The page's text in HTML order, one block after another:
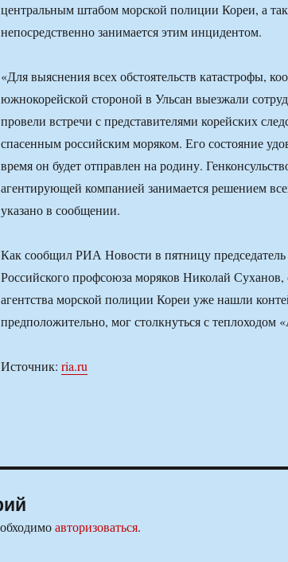
центральным штабом морской полиции Кореи, а
непосредственно занимается этим инцидентом.
«Для выяснения всех обстоятельств катастрофы,
южнокорейской стороной в Ульсан выезжали
провели встречи с представителями корейских
спасенным российским моряком. Его состояние
время он будет отправлен на родину.
агентирующей компанией занимается решением
указано в сообщении.
Как сообщил РИА Новости в пятницу председатель
Российского профсоюза моряков Николай
агентства морской полиции Кореи уже нашли
предположительно, мог столкнуться с теплоходом
Источник: ria.ru
авторизоваться.